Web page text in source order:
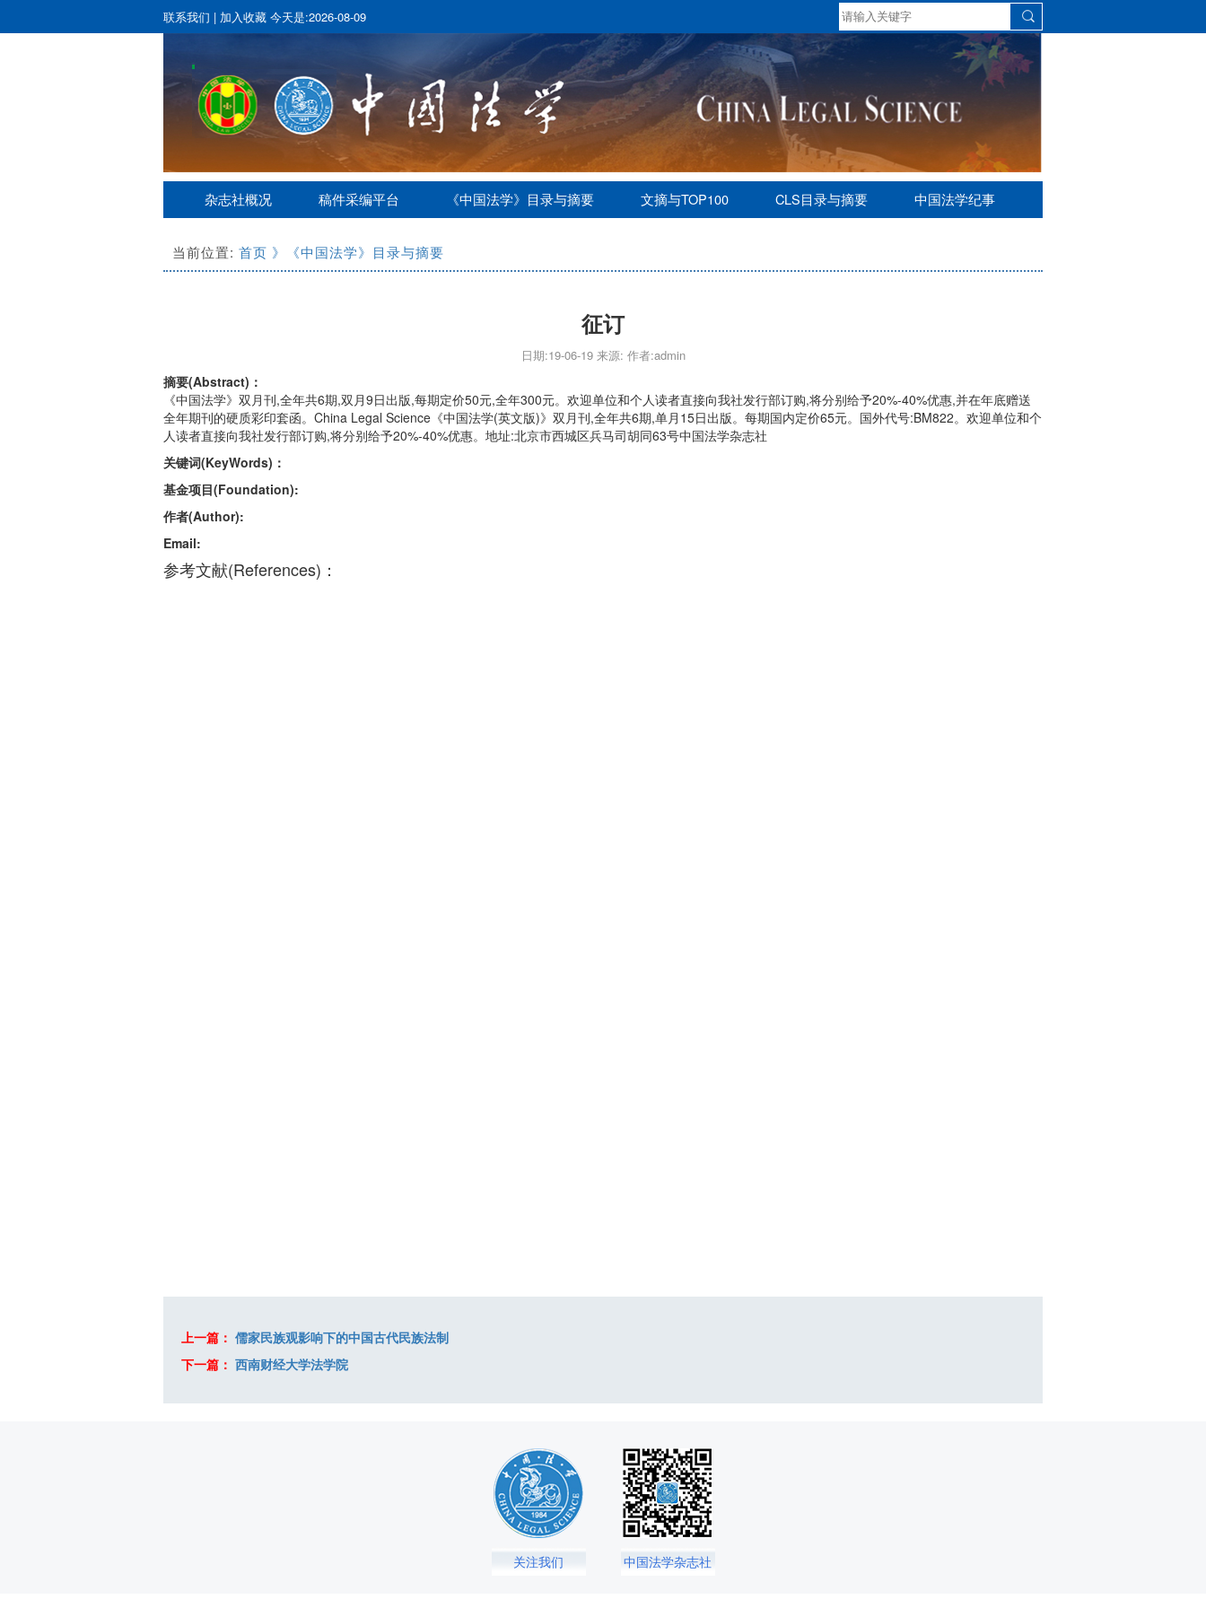
联系我们 | 加入收藏 今天是:2026-08-09
杂志社概况 稿件采编平台 《中国法学》目录与摘要 文摘与TOP100 CLS目录与摘要 中国法学纪事
当前位置: 首页 》《中国法学》目录与摘要
征订
日期:19-06-19 来源: 作者:admin
摘要(Abstract)：
《中国法学》双月刊,全年共6期,双月9日出版,每期定价50元,全年300元。欢迎单位和个人读者直接向我社发行部订购,将分别给予20%-40%优惠,并在年底赠送
全年期刊的硬质彩印套函。China Legal Science《中国法学(英文版)》双月刊,全年共6期,单月15日出版。每期国内定价65元。国外代号:BM822。欢迎单位和个
人读者直接向我社发行部订购,将分别给予20%-40%优惠。地址:北京市西城区兵马司胡同63号中国法学杂志社
关键词(KeyWords)：
基金项目(Foundation):
作者(Author):
Email:
参考文献(References)：
上一篇： 儒家民族观影响下的中国古代民族法制
下一篇： 西南财经大学法学院
关注我们 中国法学杂志社